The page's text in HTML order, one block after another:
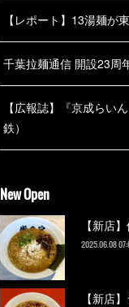
【レポート】13湯麺が
千葉拉麺通信 開設23周
【広報誌】『京成らい
鉄）
New Open
【新店
2025.06.08
【新店